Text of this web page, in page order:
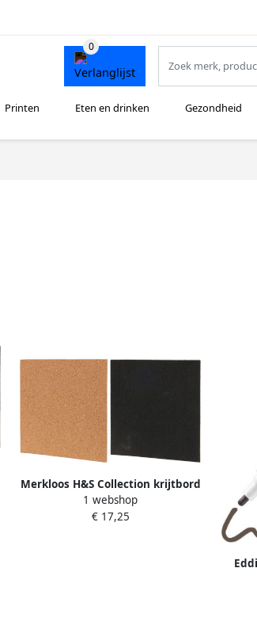
Printen Eten en drinken Gezondheid
Merkloos H&S Collection krijtbord
prikbord set met punaises
krijtmarker 22 x 22 cm
1 webshop
€ 17,25
rond